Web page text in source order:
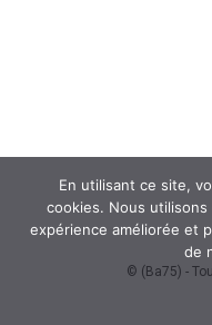
© (Ba75) -
En utilisant ce site,
cookies. Nous
expérience améliorée et
de